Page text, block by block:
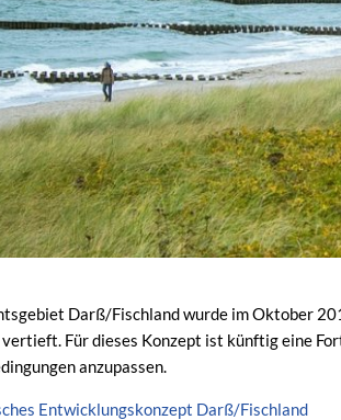
Darß/Fischland wurde im Oktober
Für dieses Konzept ist künftig eine
anzupassen.
Entwicklungskonzept Darß/Fischland